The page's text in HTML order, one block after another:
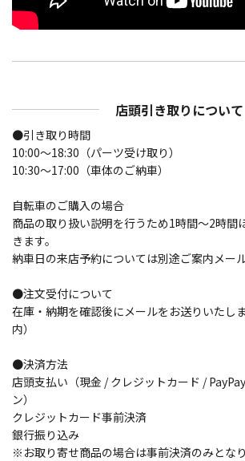
店頭引き取りについて
●引き取り時間
10:00～18:30（パーツ受け取り）
10:30～17:00（車体のご納車）
自転車のご購入の場合
商品の取り扱い説明を行うため1時間〜2時間
きます。
納車日の来店予約については別途ご案内メー
●注文受付について
在庫・納期を確認後にメールをお送りいたし
内）
●決済方法
店頭支払い（現金 / クレジットカード /
ン）
クレジットカード事前決済
銀行振り込み
※お取り寄せ商品の場合は事前決済のみとなり